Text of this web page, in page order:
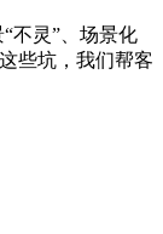
“不灵”、场景化
些坑，我们帮客